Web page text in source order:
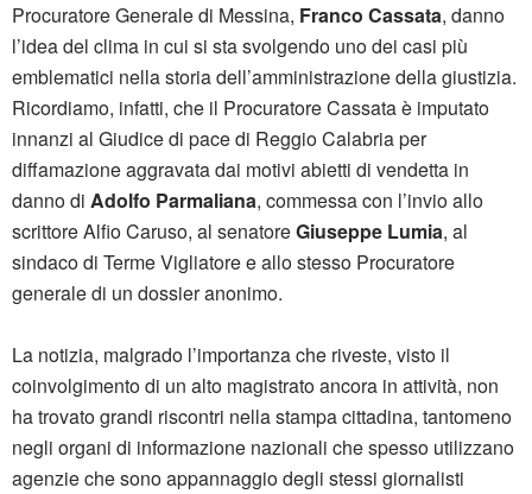
Procuratore Generale di Messina, Franco Cassata, danno
l’idea del clima in cui si sta svolgendo uno dei casi più
emblematici nella storia dell’amministrazione della giustizia.
Ricordiamo, infatti, che il Procuratore Cassata è imputato
innanzi al Giudice di pace di Reggio Calabria per
diffamazione aggravata dai motivi abietti di vendetta in
danno di Adolfo Parmaliana, commessa con l’invio allo
scrittore Alfio Caruso, al senatoreGiuseppe Lumia, al
sindaco di Terme Vigliatore e allo stesso Procuratore
generale di un dossier anonimo.
La notizia, malgrado l’importanza che riveste, visto il
coinvolgimento di un alto magistrato ancora in attività, non
ha trovato grandi riscontri nella stampa cittadina, tantomeno
negli organi di informazione nazionali che spesso utilizzano
agenzie che sono appannaggio degli stessi giornalisti